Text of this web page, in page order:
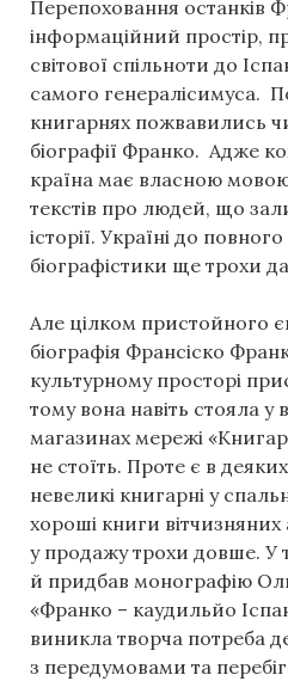
Перепоховання останків
інформаційний простір,
світової спільноти до
самого генералісимуса.
книгарнях пожвавились
біографії Франко. Адже
країна має власною
текстів про людей, що
історії. Україні до
біографістики ще трохи
Але цілком пристойного
біографія Франсіско
культурному просторі
тому вона навіть стояла у
магазинах мережі
не стоїть. Проте є в
невеликі книгарні у
хороші книги
у продажу трохи довше. У
й придбав монографію
«Франко – каудильйо
виникла творча потреба
з передумовами та